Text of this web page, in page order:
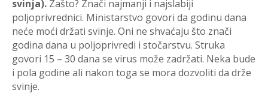
svinja). Zašto? Znači najmanji i najslabiji
poljoprivrednici. Ministarstvo govori da godinu dana
neće moći držati svinje. Oni ne shvaćaju što znači
godina dana u poljoprivredi i stočarstvu. Struka
govori 15 – 30 dana se virus može zadržati. Neka bude
i pola godine ali nakon toga se mora dozvoliti da drže
svinje.